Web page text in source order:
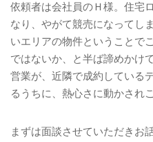
依頼者は会社員のＨ様。住宅
なり、やがて競売になってし
いエリアの物件ということで
ではないか、と半ば諦めかけ
営業が、近隣で成約している
るうちに、熱心さに動かされ
まずは面談させていただきお